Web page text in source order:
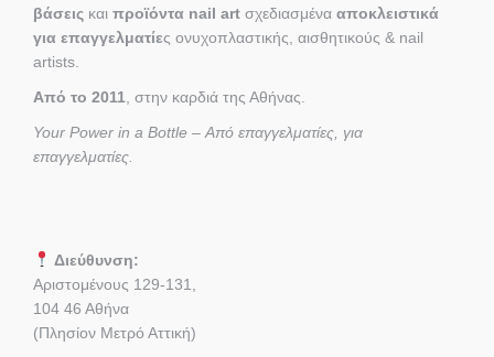
βάσεις και προϊόντα nail art σχεδιασμένα αποκλειστικά
για επαγγελματίες ονυχοπλαστικής, αισθητικούς & nail
artists.
Από το 2011 , στην καρδιά της Αθήνας.
Your Power in a Bottle – Από επαγγελματίες, για
επαγγελματίες.
Διεύθυνση:
Αριστομένους 129-131,
104 46 Αθήνα
(Πλησίον Μετρό Αττική)